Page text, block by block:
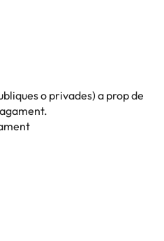
o privades) a prop de